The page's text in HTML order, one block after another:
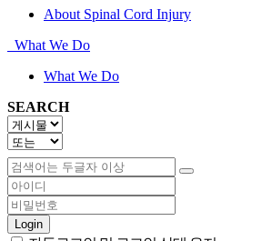
About Spinal Cord Injury
What We Do
What We Do
SEARCH
Login